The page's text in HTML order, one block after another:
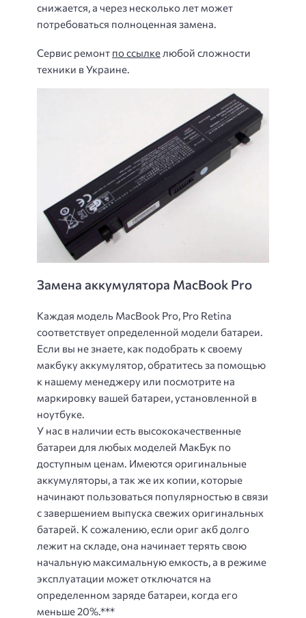
снижается, а через несколько лет может
потребоваться полноценная замена.
Сервис ремонт по ссылке любой сложности
техники в Украине.
Замена аккумулятора MacBook Pro
Каждая модель MacBook Pro, Pro Retina
соответствует определенной модели батареи.
Если вы не знаете, как подобрать к своему
макбуку аккумулятор, обратитесь за помощью
к нашему менеджеру или посмотрите на
маркировку вашей батареи, установленной в
ноутбуке.
У нас в наличии есть высококачественные
батареи для любых моделей МакБук по
доступным ценам. Имеются оригинальные
аккумуляторы, а так же их копии, которые
начинают пользоваться популярностью в связи
с завершением выпуска свежих оригинальных
батарей. К сожалению, если ориг акб долго
лежит на складе, она начинает терять свою
начальную максимальную емкость, а в режиме
эксплуатации может отключатся на
определенном заряде батареи, когда его
меньше 20%.***